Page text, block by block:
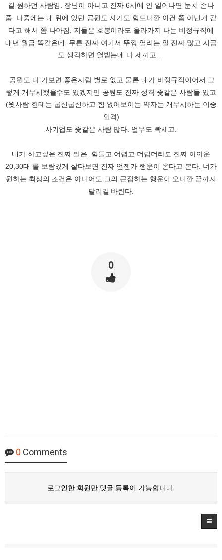
길 원하던 사람임. 장난이 아니고 진짜 6시에 안 일어나면 눈치 존나
줌. 나중에는 내 위에 있던 공뭔도 자기도 힘드니깐 이건 쫌 아닌거 같
다고 해서 쫌 나아짐. 지들은 호봉이라도 올라가지 나는 비정규직에
매년 월급 똑같은데. 무튼 진짜 여기서 뚜껑 열리는 일 진짜 많고 지금
도 생각하면 열받는데 다 제끼고...
공뭔도 다 가보면 좋은사람 별로 없고 물론 내가 비정규직이어서 그
렇게 개무시했을수도 있겠지만 공뭔도 진짜 성격 좇같은 사람들 있고
(윗사람 한테는 굽신굽신하고 힘 없어보이는 약자는 개무시하는 이중
인격)
사기업도 좇같은 사람 많다. 업무도 빡세고.
내가 하고싶은 진짜 말은. 힘들고 어렵고 더럽더라도 진짜 아까운
20,30대 를 보람있게 살다보면 진짜 언젠가 행운이 온다고 본다. 너가
원하는 최상의 조건은 아니어도 그의 근접하는 행운이 오니깐 끝까지
달리길 바란다.
0
0 Comments
로그인한 회원만 댓글 등록이 가능합니다.